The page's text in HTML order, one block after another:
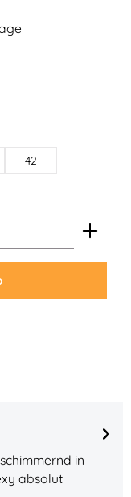
42
Wert ein
in
absolut